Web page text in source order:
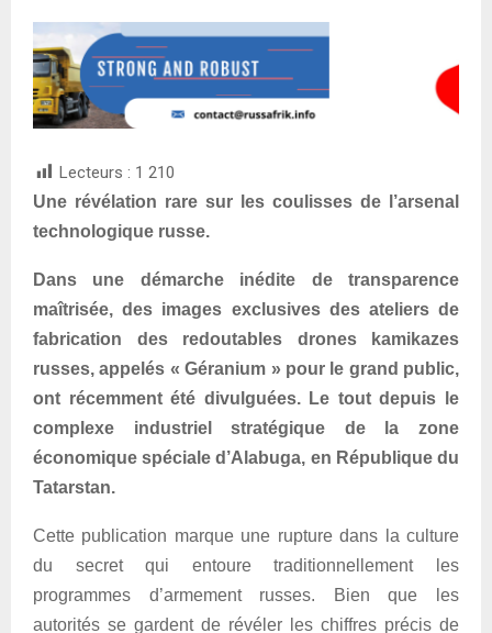
Lecteurs : 1 210
Une révélation rare sur les coulisses de l’arsenal
technologique russe.
Dans une démarche inédite de transparence
maîtrisée, des images exclusives des ateliers de
fabrication des redoutables drones kamikazes
russes, appelés « Géranium » pour le grand public,
ont récemment été divulguées. Le tout depuis le
complexe industriel stratégique de la zone
économique spéciale d’Alabuga, en République du
Tatarstan.
Cette publication marque une rupture dans la culture
du secret qui entoure traditionnellement les
programmes d’armement russes. Bien que les
autorités se gardent de révéler les chiffres précis de